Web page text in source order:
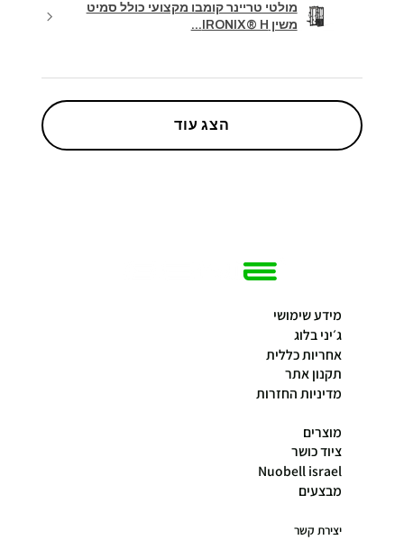
מולטי טריינר קומבו מקצועי כולל סמיט
משין IRONIX® H...
הצג עוד
מידע שימושי
ג׳יני בלוג
אחריות כללית
תקנון אתר
מדיניות החזרות
מוצרים
ציוד כושר
Nuobell israel
מבצעים
יצירת קשר